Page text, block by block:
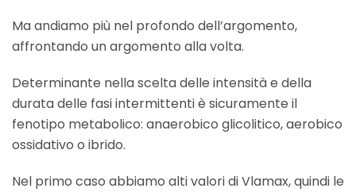
Ma andiamo più nel profondo dell’argomento,
affrontando un argomento alla volta.
Determinante nella scelta delle intensità e della
durata delle fasi intermittenti è sicuramente il
fenotipo metabolico: anaerobico glicolitico, aerobico
ossidativo o ibrido.
Nel primo caso abbiamo alti valori di Vlamax, quindi le